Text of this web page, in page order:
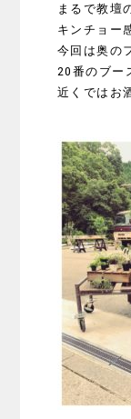
まるで教壇
キンチョー
今回は奥の
20番のブー
近くではお